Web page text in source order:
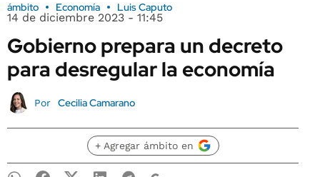
ámbito Economía Luis Caputo
14 de diciembre 2023 - 11:45
Gobierno prepara un decreto
para desregular la economía
Por Cecilia Camarano
+ Agregar ámbito en